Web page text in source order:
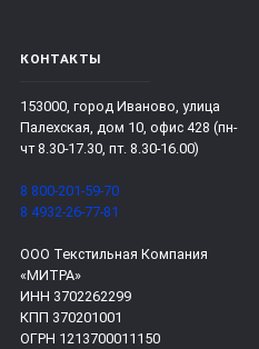
КОНТАКТЫ
153000, город Иваново, улица
Палехская, дом 10, офис 428 (пн-
чт 8.30-17.30, пт. 8.30-16.00)
8 800-201-59-70
8 4932-26-77-81
ООО Текстильная Компания
«МИТРА»
ИНН 3702262299
КПП 370201001
ОГРН 1213700011150